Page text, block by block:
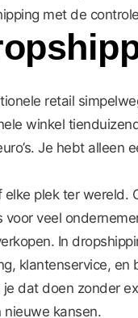
met de
retail
winkel
Je hebt alleen
plek ter wereld.
veel
In
klantenservice, en
dat doen zonder
nieuwe kansen.